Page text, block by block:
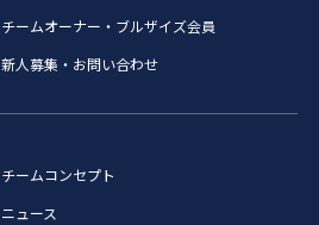
チームオーナー・ブルザイズ会員
新人募集・お問い合わせ
チームコンセプト
ニュース